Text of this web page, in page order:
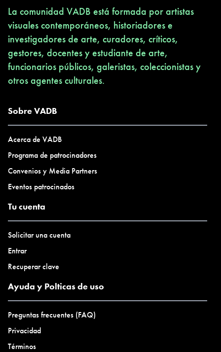
La comunidad VADB está formada por artistas
visuales contemporáneos, historiadores e
investigadores de arte, curadores, críticos,
gestores, docentes y estudiante de arte,
funcionarios públicos, galeristas, coleccionistas y
otros agentes culturales.
Sobre VADB
Acerca de VADB
Programa de patrocinadores
Convenios y Media Partners
Eventos patrocinados
Tu cuenta
Solicitar una cuenta
Entrar
Recuperar clave
Ayuda y Polticas de uso
Preguntas frecuentes (FAQ)
Privacidad
Términos